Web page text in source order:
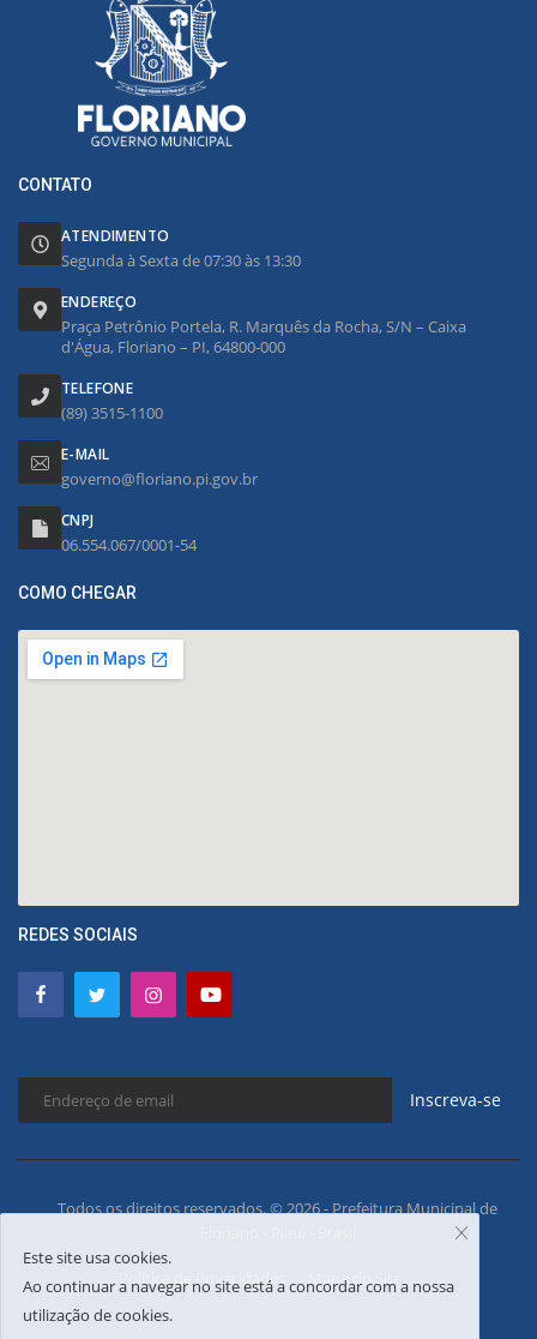
CONTATO
ATENDIMENTO
Segunda à Sexta de 07:30 às 13:30
ENDEREÇO
Praça Petrônio Portela, R. Marquês da Rocha, S/N – Caixa
d'Água, Floriano – PI, 64800-000
TELEFONE
(89) 3515-1100
E-MAIL
governo@floriano.pi.gov.br
CNPJ
06.554.067/0001-54
COMO CHEGAR
REDES SOCIAIS
Inscreva-se
Todos os direitos reservados. © 2026 - Prefeitura Municipal de
Política de Privacidades Mapa do Site
Este site usa cookies.
Ao continuar a navegar no site está a concordar com a nossa
utilização de cookies.